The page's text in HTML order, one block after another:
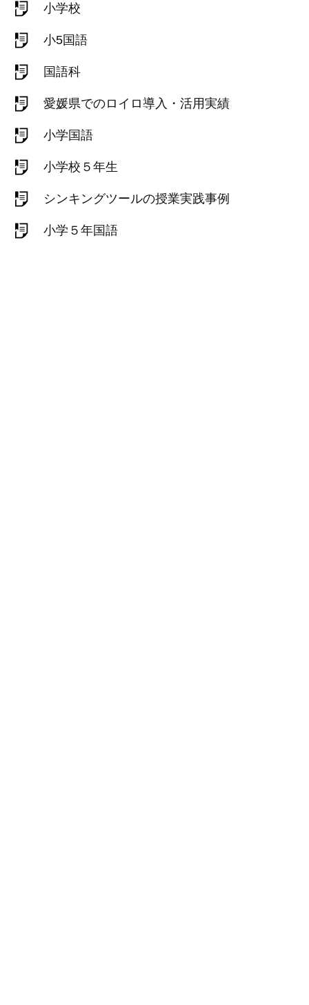
小学校
小5国語
国語科
愛媛県でのロイロ導入・活用実績
小学国語
小学校５年生
シンキングツールの授業実践事例
小学５年国語